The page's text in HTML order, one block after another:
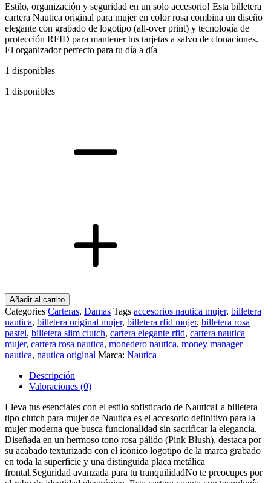
Estilo, organización y seguridad en un solo accesorio! Esta billetera
cartera Nautica original para mujer en color rosa combina un diseño
elegante con grabado de logotipo (all-over print) y tecnología de
protección RFID para mantener tus tarjetas a salvo de clonaciones.
El organizador perfecto para tu día a día
1 disponibles
1 disponibles
Añadir al carrito
Categories Carteras, Damas Tags accesorios nautica mujer, billetera
nautica, billetera original mujer, billetera rfid mujer, billetera rosa
pastel, billetera slim clutch, cartera elegante rfid, cartera nautica
mujer, cartera rosa nautica, monedero nautica, money manager
nautica, nautica original Marca: Nautica
Descripción
Valoraciones (0)
Lleva tus esenciales con el estilo sofisticado de NauticaLa billetera
tipo clutch para mujer de Nautica es el accesorio definitivo para la
mujer moderna que busca funcionalidad sin sacrificar la elegancia.
Diseñada en un hermoso tono rosa pálido (Pink Blush), destaca por
su acabado texturizado con el icónico logotipo de la marca grabado
en toda la superficie y una distinguida placa metálica
frontal.Seguridad avanzada para tu tranquilidadNo te preocupes por